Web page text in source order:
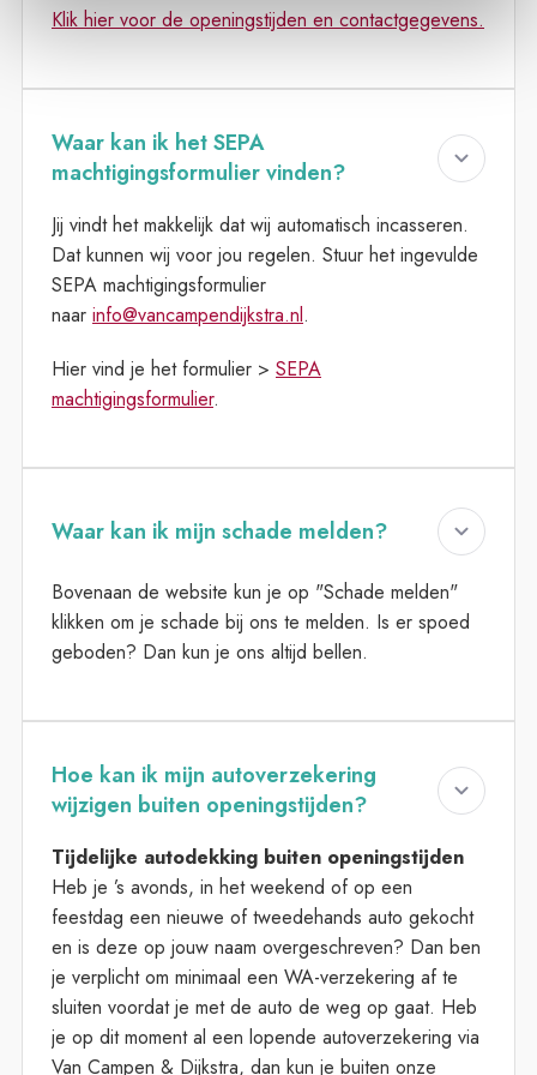
Klik hier voor de openingstijden en contactgegevens.
Waar kan ik het SEPA
machtigingsformulier vinden?
Jij vindt het makkelijk dat wij automatisch incasseren.
Dat kunnen wij voor jou regelen. Stuur het ingevulde
SEPA machtigingsformulier
naar info@vancampendijkstra.nl.
Hier vind je het formulier > SEPA
machtigingsformulier.
Waar kan ik mijn schade melden?
Bovenaan de website kun je op "Schade melden"
klikken om je schade bij ons te melden. Is er spoed
geboden? Dan kun je ons altijd bellen.
Hoe kan ik mijn autoverzekering
wijzigen buiten openingstijden?
Tijdelijke autodekking buiten openingstijden
Heb je ’s avonds, in het weekend of op een
feestdag een nieuwe of tweedehands auto gekocht
en is deze op jouw naam overgeschreven? Dan ben
je verplicht om minimaal een WA-verzekering af te
sluiten voordat je met de auto de weg op gaat. Heb
je op dit moment al een lopende autoverzekering via
Van Campen & Dijkstra, dan kun je buiten onze